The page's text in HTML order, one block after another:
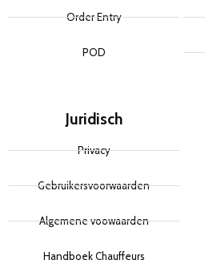
Order Entry
POD
Juridisch
Privacy
Gebruikersvoorwaarden
Algemene voowaarden
Handboek Chauffeurs